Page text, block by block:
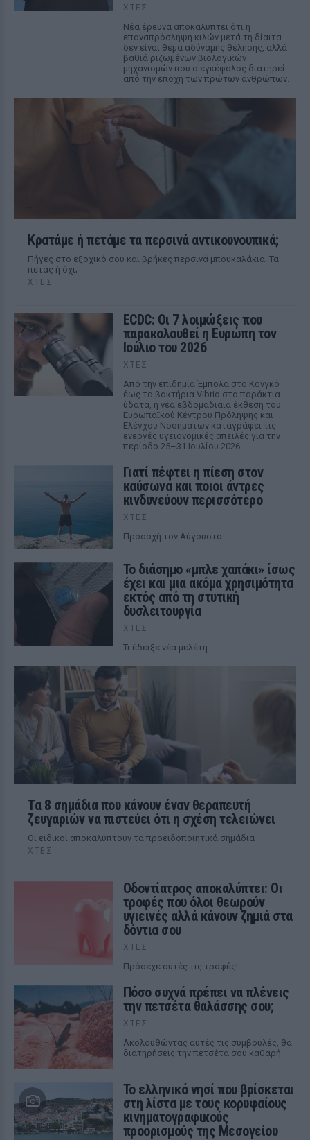
ΧΤΕΣ
Νέα έρευνα αποκαλύπτει ότι η
επαναπρόσληψη κιλών μετά τη δίαιτα
δεν είναι θέμα αδύναμης θέλησης, αλλά
βαθιά ριζωμένων βιολογικών
μηχανισμών που ο εγκέφαλος διατηρεί
από την εποχή των πρώτων ανθρώπων.
Κρατάμε ή πετάμε τα περσινά αντικουνουπικά;
Πήγες στο εξοχικό σου και βρήκες περσινά μπουκαλάκια. Τα
πετάς ή όχι;
ΧΤΕΣ
ECDC: Οι 7 λοιμώξεις που
παρακολουθεί η Ευρώπη τον
Ιούλιο του 2026
ΧΤΕΣ
Από την επιδημία Έμπολα στο Κονγκό
έως τα βακτήρια Vibrio στα παράκτια
ύδατα, η νέα εβδομαδιαία έκθεση του
Ευρωπαϊκού Κέντρου Πρόληψης και
Ελέγχου Νοσημάτων καταγράφει τις
ενεργές υγειονομικές απειλές για την
περίοδο 25–31 Ιουλίου 2026.
Γιατί πέφτει η πίεση στον
καύσωνα και ποιοι άντρες
κινδυνεύουν περισσότερο
ΧΤΕΣ
Προσοχή τον Αύγουστο
Το διάσημο «μπλε χαπάκι» ίσως
έχει και μια ακόμα χρησιμότητα
εκτός από τη στυτική
δυσλειτουργία
ΧΤΕΣ
Τι έδειξε νέα μελέτη
Τα 8 σημάδια που κάνουν έναν θεραπευτή
ζευγαριών να πιστεύει ότι η σχέση τελειώνει
Οι ειδικοί αποκαλύπτουν τα προειδοποιητικά σημάδια
ΧΤΕΣ
Οδοντίατρος αποκαλύπτει: Οι
τροφές που όλοι θεωρούν
υγιεινές αλλά κάνουν ζημιά στα
δόντια σου
ΧΤΕΣ
Πρόσεχε αυτές τις τροφές!
Πόσο συχνά πρέπει να πλένεις
την πετσέτα θαλάσσης σου;
ΧΤΕΣ
Ακολουθώντας αυτές τις συμβουλές, θα
διατηρήσεις την πετσέτα σου καθαρή
Το ελληνικό νησί που βρίσκεται
στη λίστα με τους κορυφαίους
κινηματογραφικούς
προορισμούς της Μεσογείου